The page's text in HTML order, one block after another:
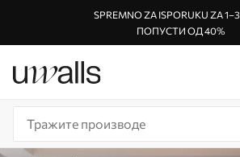
SPREMNO ZA ISPORUKU ZA
ПОПУСТИ ОД 40%